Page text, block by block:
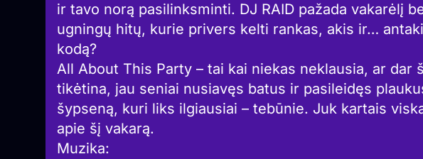
ir tavo norą pasilinksminti. DJ RAID pažada vakarėlį
ugningų hitų, kurie privers kelti rankas, akis ir…
kodą?
All About This Party – tai kai niekas neklausia, ar dar
tikėtina, jau seniai nusiavęs batus ir pasileidęs
šypseną, kuri liks ilgiausiai – tebūnie. Juk kartais
apie šį vakarą.
Muzika: